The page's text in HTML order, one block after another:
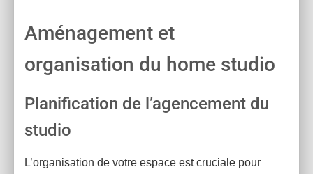
Aménagement et
organisation du home studio
Planification de l’agencement du
studio
L’organisation de votre espace est cruciale pour